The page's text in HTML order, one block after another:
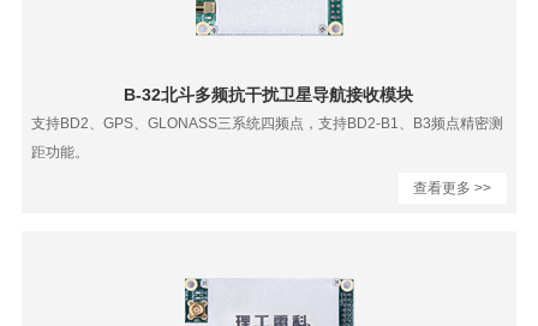
B-32北斗多频抗干扰卫星导航接收模块
支持BD2、GPS、GLONASS三系统四频点，支持BD2-B1、B3频点精密测
距功能。
查看更多 >>